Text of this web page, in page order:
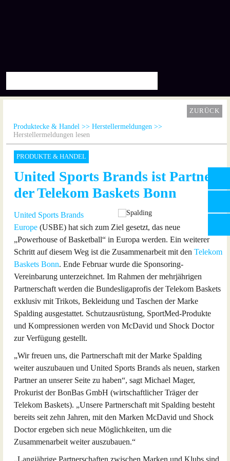
ZURÜCK
Produktecke & Handel
Herstellermeldungen
Herstellermeldungen lesen
PRODUKTE & HANDEL
United Sports Brands ist Partner
der Telekom Baskets Bonn
United Sports Brands
Europe (USBE) hat sich zum Ziel gesetzt, das neue
„Powerhouse of Basketball“ in Europa werden. Ein weiterer
Schritt auf diesem Weg ist die Zusammenarbeit mit den Telekom
Baskets Bonn. Ende Februar wurde die Sponsoring-
Vereinbarung unterzeichnet. Im Rahmen der mehrjährigen
Partnerschaft werden die Bundesligaprofis der Telekom Baskets
exklusiv mit Trikots, Bekleidung und Taschen der Marke
Spalding ausgestattet. Schutzausrüstung, SportMed-Produkte
und Kompressionen werden von McDavid und Shock Doctor
zur Verfügung gestellt.
„Wir freuen uns, die Partnerschaft mit der Marke Spalding
weiter auszubauen und United Sports Brands als neuen, starken
Partner an unserer Seite zu haben“, sagt Michael Mager,
Prokurist der BonBas GmbH (wirtschaftlicher Träger der
Telekom Baskets). „Unsere Partnerschaft mit Spalding besteht
bereits seit zehn Jahren, mit den Marken McDavid und Shock
Doctor ergeben sich neue Möglichkeiten, um die
Zusammenarbeit weiter auszubauen.“
„Langjährige Partnerschaften zwischen Marken und Klubs sind